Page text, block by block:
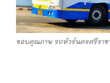
ขอบคุณภาพ รถทัวร์นครศรีราช